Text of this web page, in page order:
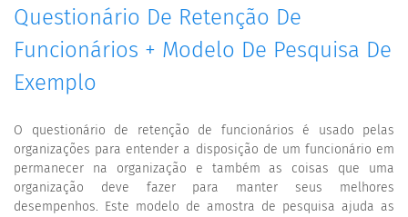
Questionário De Retenção De
Funcionários + Modelo De Pesquisa De
Exemplo
O questionário de retenção de funcionários é usado pelas
organizações para entender a disposição de um funcionário em
permanecer na organização e também as coisas que uma
organização deve fazer para manter seus melhores
desempenhos. Este modelo de amostra de pesquisa ajuda as